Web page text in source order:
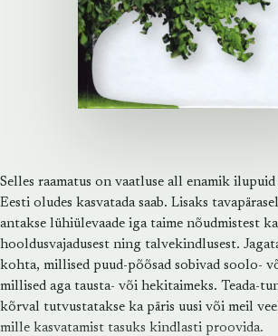
Selles raamatus on vaatluse all enamik
Eesti oludes kasvatada saab. Lisaks
antakse lühiülevaade iga taime nõudmistest
hooldusvajadusest ning talvekindlusest.
kohta, millised puud-põõsad sobivad soolo-
millised aga tausta- või hekitaimeks. Teada-
kõrval tutvustatakse ka päris uusi või meil
mille kasvatamist tasuks kindlasti proovida.